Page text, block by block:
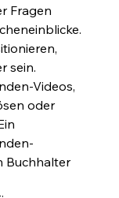
Fragen
sein.
Videos,
oder
Buchhalter